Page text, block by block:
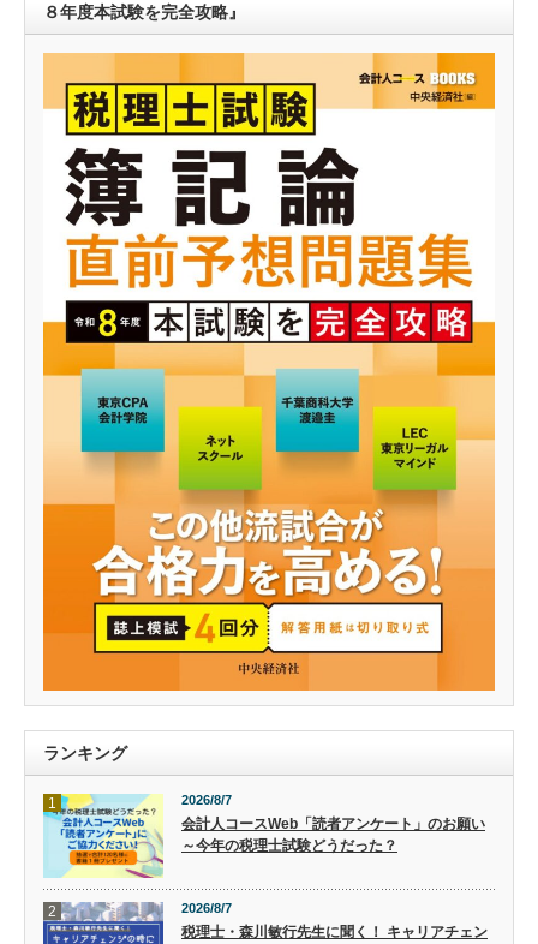
８年度本試験を完全攻略』
ランキング
1 2026/8/7
会計人コースWeb「読者アンケート」のお願い
～今年の税理士試験どうだった？
2 2026/8/7
税理士・森川敏行先生に聞く！ キャリアチェン